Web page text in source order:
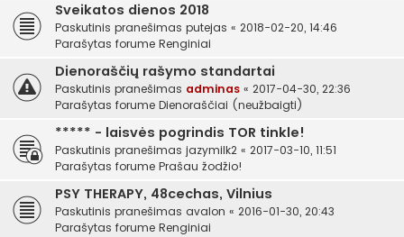
Sveikatos dienos 2018
Paskutinis pranešimas putejas « 2018-02-20, 14:46
Parašytas forume Renginiai
Dienoraščių rašymo standartai
Paskutinis pranešimas adminas « 2017-04-30, 22:36
Parašytas forume Dienoraščiai (neužbaigti)
***** - laisvės pogrindis TOR tinkle!
Paskutinis pranešimas jazymilk2 « 2017-03-10, 11:51
Parašytas forume Prašau žodžio!
PSY THERAPY, 48cechas, Vilnius
Paskutinis pranešimas avalon « 2016-01-30, 20:43
Parašytas forume Renginiai